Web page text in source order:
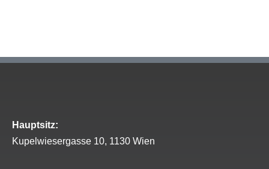
Hauptsitz:
Kupelwiesergasse 10, 1130 Wien